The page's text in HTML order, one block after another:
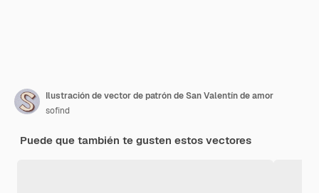
Ilustración de vector de patrón de San Valentín de amor
sofind
Puede que también te gusten estos vectores